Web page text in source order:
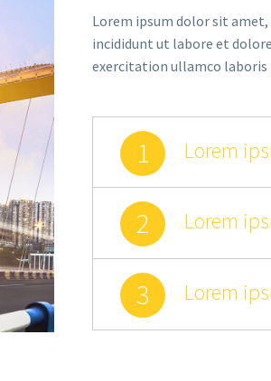
Lorem ipsum dolor sit
incididunt ut labore et
exercitation ullamco laboris
1 Lorem
2 Lorem
3 Lorem